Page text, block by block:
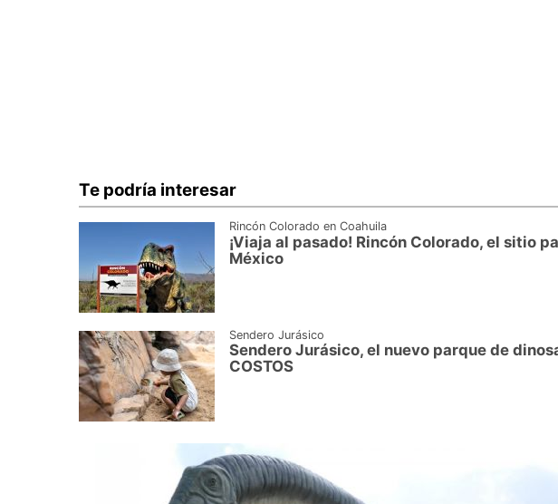
Te podría interesar
Rincón Colorado en Coahuila
¡Viaja al pasado! Rincón Colorado, el sitio
México
Sendero Jurásico
Sendero Jurásico, el nuevo parque de
COSTOS